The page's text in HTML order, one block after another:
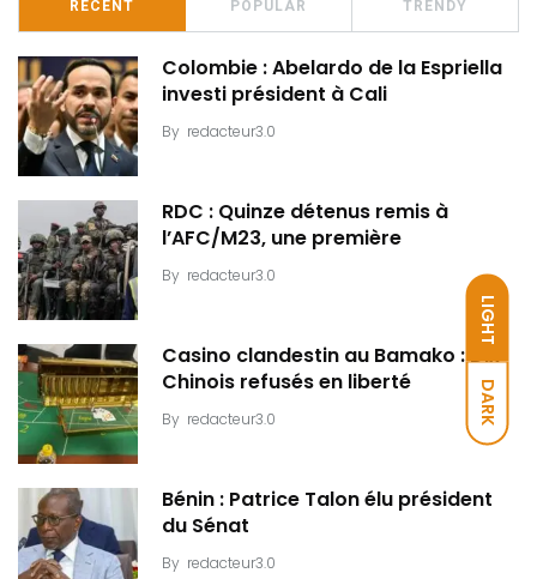
LIGHT
DARK
RECENT POPULAR TRENDY
Colombie : Abelardo de la Espriella
investi président à Cali
By redacteur3.0
RDC : Quinze détenus remis à
l’AFC/M23, une première
By redacteur3.0
Casino clandestin au Bamako : Dix
Chinois refusés en liberté
By redacteur3.0
Bénin : Patrice Talon élu président
du Sénat
By redacteur3.0